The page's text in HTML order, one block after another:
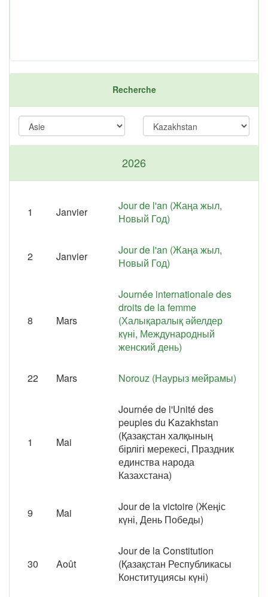
Recherche
2026
1 Janvier
Jour de l'an (Жаңа жыл,
Новый Год)
2 Janvier
Jour de l'an (Жаңа жыл,
Новый Год)
8 Mars
Journée internationale des
droits de la femme
(Халықаралық әйелдер
күні, Международный
женский день)
22 Mars Norouz (Наурыз мейрамы)
1 Mai
Journée de l'Unité des
peuples du Kazakhstan
(Қазақстан халқының
бірлігі мерекесі, Праздник
единства народа
Казахстана)
9 Mai
Jour de la victoire (Жеңіс
күні, День Победы)
30 Août
Jour de la Constitution
(Қазақстан Республикасы
Конституциясы күні)